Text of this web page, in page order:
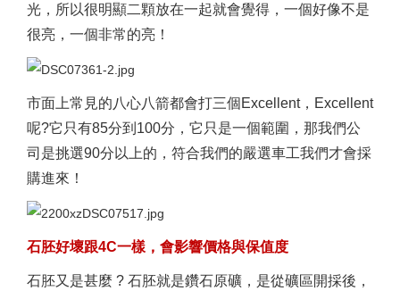
光，所以很明顯二顆放在一起就會覺得，一個好像不是
很亮，一個非常的亮！
市面上常見的八心八箭都會打三個Excellent，Excellent
呢?它只有85分到100分，它只是一個範圍，那我們公
司是挑選90分以上的，符合我們的嚴選車工我們才會採
購進來！
石胚好壞跟4C一樣，會影響價格與保值度
石胚又是甚麼 ? 石胚就是鑽石原礦，是從礦區開採後，